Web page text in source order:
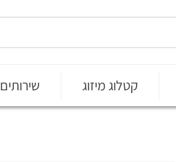
קטלוג מיזוג שירותים